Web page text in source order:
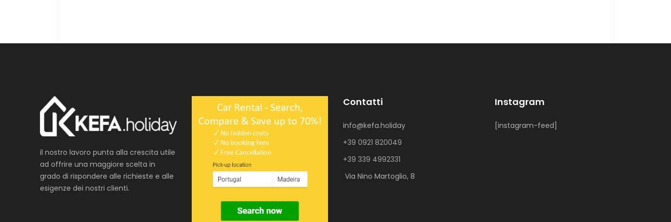
il nostro lavoro punta alla crescita utile
ad offrire una maggiore scelta in
grado di rispondere alle richieste e alle
esigenze dei nostri clienti.
Contatti
info@kefa.holiday
+39 0921 820049
+39 339 4992331
Via Nino Martoglio, 8
Instagram
[instagram-feed]